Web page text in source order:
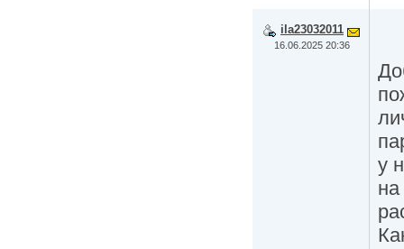
ila23032011
16.06.2025 20:36
у